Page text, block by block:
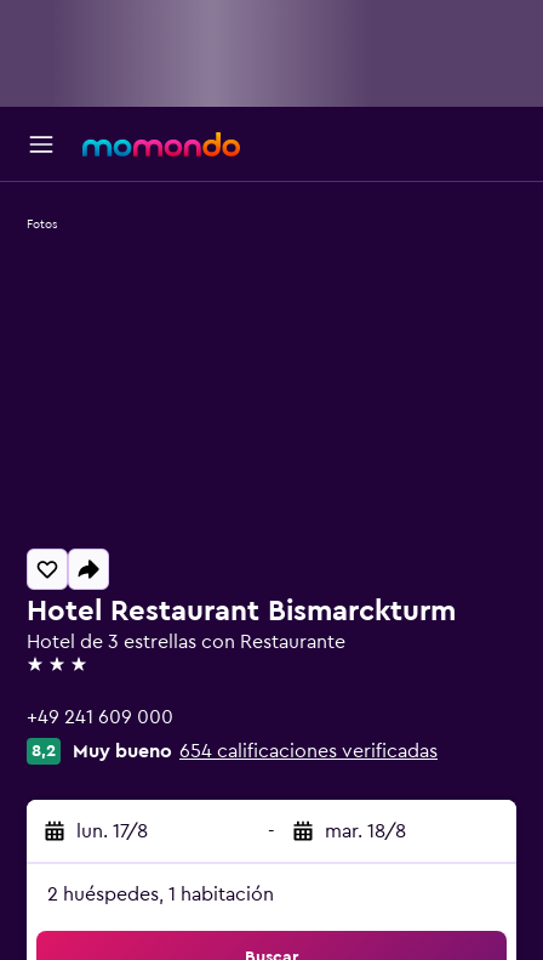
Hotel Restaurant Bismarckturm
Hotel de 3 estrellas con Restaurante
3 estrellas
+49 241 609 000
8,2 Muy bueno 654 calificaciones verificadas
lun. 17/8 - mar. 18/8
2 huéspedes, 1 habitación
Fotos